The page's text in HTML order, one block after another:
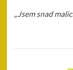
„Jsem snad